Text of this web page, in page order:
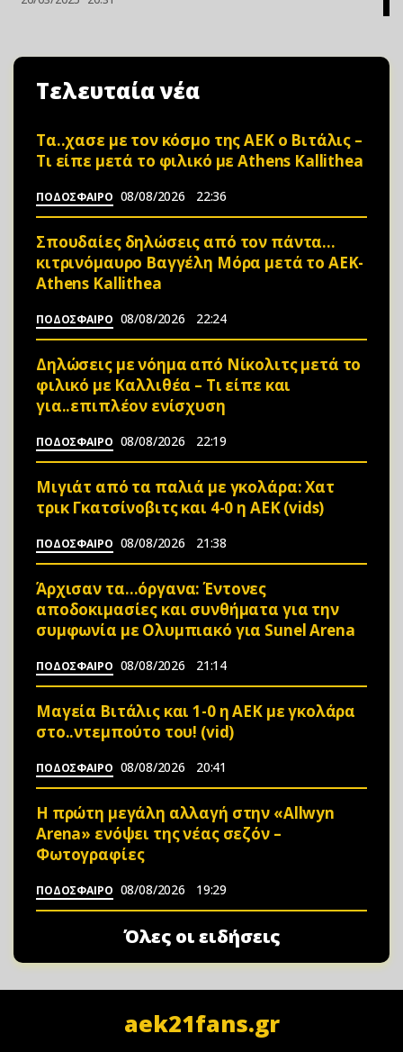
Τελευταία νέα
Τα..χασε με τον κόσμο της ΑΕΚ ο Βιτάλις –
Τι είπε μετά το φιλικό με Athens Kallithea
ΠΟΔΟΣΦΑΙΡΟ 08/08/2026 22:36
Σπουδαίες δηλώσεις από τον πάντα…
κιτρινόμαυρο Βαγγέλη Μόρα μετά το ΑΕΚ-
Athens Kallithea
ΠΟΔΟΣΦΑΙΡΟ 08/08/2026 22:24
Δηλώσεις με νόημα από Νίκολιτς μετά το
φιλικό με Καλλιθέα – Τι είπε και
για..επιπλέον ενίσχυση
ΠΟΔΟΣΦΑΙΡΟ 08/08/2026 22:19
Μιγιάτ από τα παλιά με γκολάρα: Χατ
τρικ Γκατσίνοβιτς και 4-0 η ΑΕΚ (vids)
ΠΟΔΟΣΦΑΙΡΟ 08/08/2026 21:38
Άρχισαν τα…όργανα: Έντονες
αποδοκιμασίες και συνθήματα για την
συμφωνία με Ολυμπιακό για Sunel Arena
ΠΟΔΟΣΦΑΙΡΟ 08/08/2026 21:14
Μαγεία Βιτάλις και 1-0 η ΑΕΚ με γκολάρα
στο..ντεμπούτο του! (vid)
ΠΟΔΟΣΦΑΙΡΟ 08/08/2026 20:41
Η πρώτη μεγάλη αλλαγή στην «Αllwyn
Arena» ενόψει της νέας σεζόν –
Φωτoγραφίες
ΠΟΔΟΣΦΑΙΡΟ 08/08/2026 19:29
Όλες οι ειδήσεις
aek21fans.gr